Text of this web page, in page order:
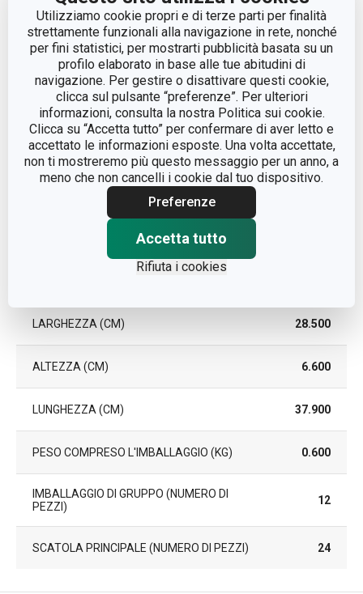
Utilizziamo cookie propri e di terze parti per finalità
strettamente funzionali alla navigazione in rete, nonché
per fini statistici, per mostrarti pubblicità basata su un
profilo elaborato in base alle tue abitudini di
navigazione. Per gestire o disattivare questi cookie,
clicca sul pulsante “preferenze”. Per ulteriori
informazioni, consulta la nostra Politica sui cookie.
Clicca su “Accetta tutto” per confermare di aver letto e
accettato le informazioni esposte. Una volta accettate,
non ti mostreremo più questo messaggio per un anno, a
meno che non cancelli i cookie dal tuo dispositivo.
Preferenze
Accetta tutto
Rifiuta i cookies
TIPO rostiera
COLORE Nero
LAVAGGIO IN
LAVASTOVIGLIE
Sì
EAN 8595028462425
GARANZIA (IN ANNI)
LARGHEZZA (CM) 28.500
ALTEZZA (CM) 6.600
LUNGHEZZA (CM) 37.900
PESO COMPRESO L'IMBALLAGGIO (KG) 0.600
IMBALLAGGIO DI GRUPPO (NUMERO DI
PEZZI)
12
SCATOLA PRINCIPALE (NUMERO DI PEZZI) 24